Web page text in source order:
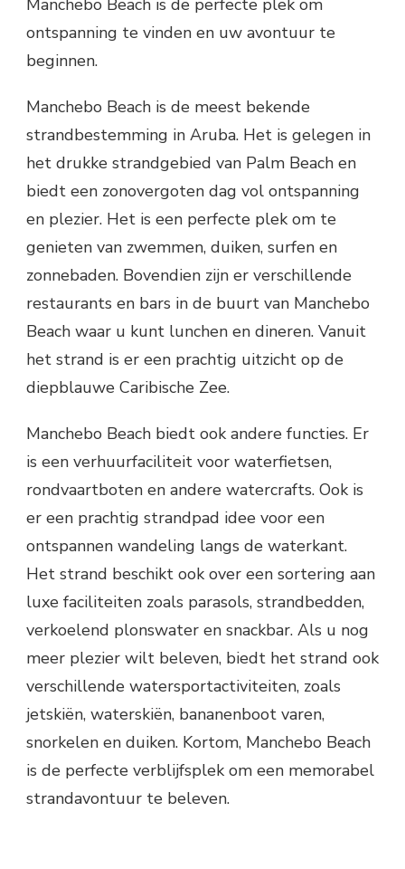
Manchebo Beach is de perfecte plek om
ontspanning te vinden en uw avontuur te
beginnen.
Manchebo Beach is de meest bekende
strandbestemming in Aruba. Het is gelegen in
het drukke strandgebied van Palm Beach en
biedt een zonovergoten dag vol ontspanning
en plezier. Het is een perfecte plek om te
genieten van zwemmen, duiken, surfen en
zonnebaden. Bovendien zijn er verschillende
restaurants en bars in de buurt van Manchebo
Beach waar u kunt lunchen en dineren. Vanuit
het strand is er een prachtig uitzicht op de
diepblauwe Caribische Zee.
Manchebo Beach biedt ook andere functies. Er
is een verhuurfaciliteit voor waterfietsen,
rondvaartboten en andere watercrafts. Ook is
er een prachtig strandpad idee voor een
ontspannen wandeling langs de waterkant.
Het strand beschikt ook over een sortering aan
luxe faciliteiten zoals parasols, strandbedden,
verkoelend plonswater en snackbar. Als u nog
meer plezier wilt beleven, biedt het strand ook
verschillende watersportactiviteiten, zoals
jetskiën, waterskiën, bananenboot varen,
snorkelen en duiken. Kortom, Manchebo Beach
is de perfecte verblijfsplek om een memorabel
strandavontuur te beleven.